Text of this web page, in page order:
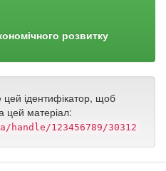
розвитку
цей ідентифікатор, щоб
цей матеріал:
123456789/30312